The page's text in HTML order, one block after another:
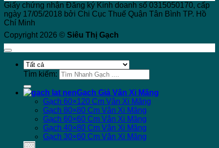
Giấy chứng nhận Đăng ký Kinh doanh số 0315050170, cấp
ngày 17/05/2018 bởi Chi Cục Thuế Quận Tân Bình TP. Hồ
Chí Minh
Copyright 2026 © Siêu Thị Gạch
Tìm kiếm:
Gạch Giả Vân Xi Măng
Gạch 60×120 Cm Vân Xi Măng
Gạch 80×80 Cm Vân Xi Măng
Gạch 60×60 Cm Vân Xi Măng
Gạch 40×80 Cm Vân Xi Măng
Gạch 30×60 Cm Vân Xi Măng